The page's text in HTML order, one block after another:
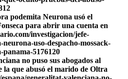
podemita Neurona usó el
para abrir una cuenta en
investigacion/jefe-
uso-despacho-mossack-
panama-5176120
no puso sus abogados al
la que abusó el marido de Oltra